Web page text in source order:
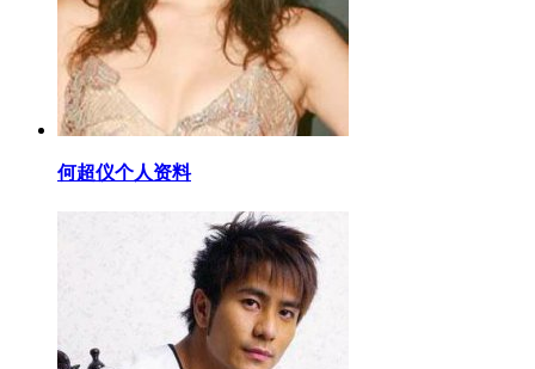
​何超仪个人资料